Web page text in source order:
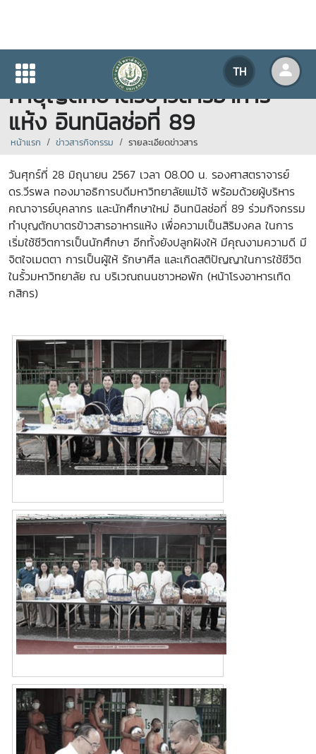
TH
มหาวิทยาลัยแม่โจ้จัดกิจกรรม
ทำบุญตักบาตรข้าวสารอาหาร
แห้ง อินทนิลช่อที่ 89
หน้าแรก ข่าวสารกิจกรรม รายละเอียดข่าวสาร
วันศุกร์ที่ 28 มิถุนายน 2567 เวลา 08.00 น. รองศาสตราจารย์
ดร.วีรพล ทองมาอธิการบดีมหาวิทยาลัยแม่โจ้ พร้อมด้วยผู้บริหาร
คณาจารย์บุคลากร และนักศึกษาใหม่ อินทนิลช่อที่ 89 ร่วมกิจกรรม
ทำบุญตักบาตรข้าวสารอาหารแห้ง เพื่อความเป็นสิริมงคล ในการ
เริ่มใช้ชีวิตการเป็นนักศึกษา อีกทั้งยังปลูกฝังให้ มีคุณงามความดี มี
จิตใจเมตตา การเป็นผู้ให้ รักษาศีล และเกิดสติปัญญาในการใช้ชีวิต
ในรั้วมหาวิทยาลัย ณ บริเวณถนนชาวหอพัก (หน้าโรงอาหารเทิด
กสิกร)